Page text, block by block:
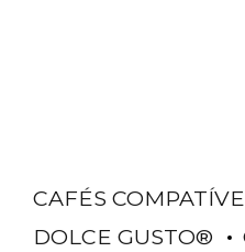
CAFÉS
DOLCE GUSTO®